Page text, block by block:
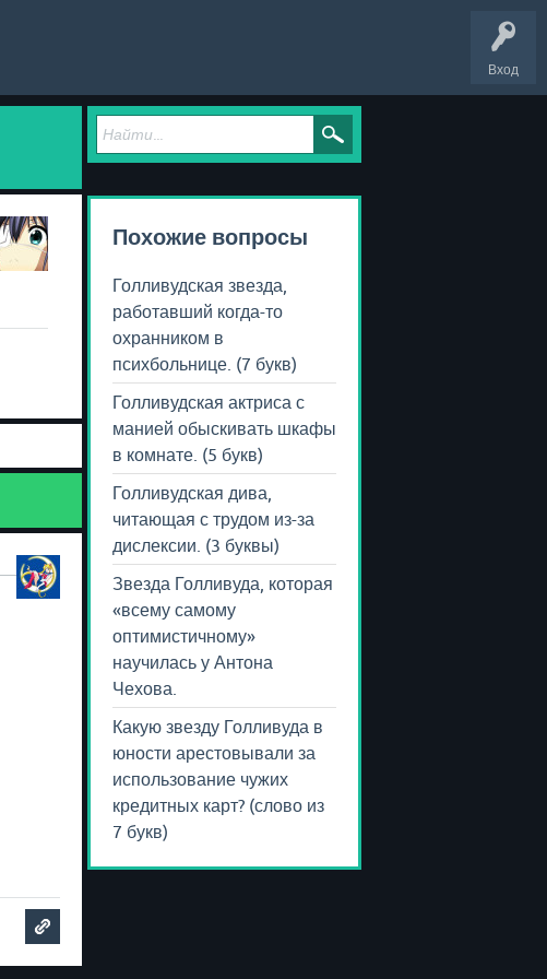
Вход
Похожие вопросы
Голливудская звезда,
работавший когда-то
охранником в
психбольнице. (7 букв)
Голливудская актриса с
манией обыскивать шкафы
в комнате. (5 букв)
Голливудская дива,
читающая с трудом из-за
дислексии. (3 буквы)
Звезда Голливуда, которая
«всему самому
оптимистичному»
научилась у Антона
Чехова.
Какую звезду Голливуда в
юности арестовывали за
использование чужих
кредитных карт? (слово из
7 букв)